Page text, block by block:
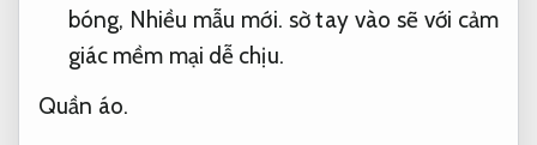
bóng, Nhiều mẫu mới. sờ tay vào sẽ với cảm
giác mềm mại dễ chịu.
Quần áo.